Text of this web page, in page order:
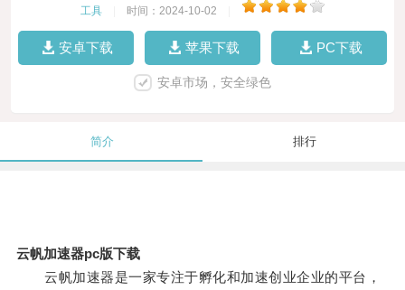
工具 时间：2024-10-02
安卓下载 苹果下载 PC下载
安卓市场，安全绿色
简介 排行
云帆加速器pc版下载
云帆加速器是一家专注于孵化和加速创业企业的平台，